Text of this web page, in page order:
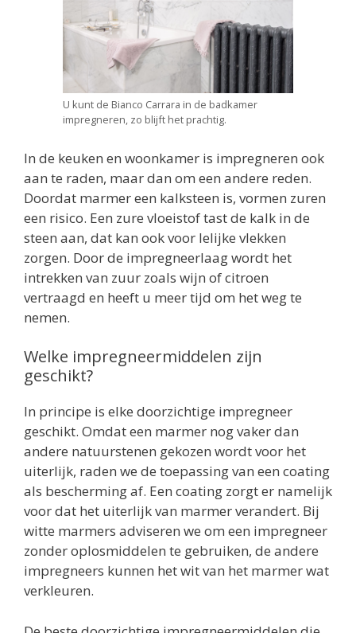
U kunt de Bianco Carrara in de badkamer
impregneren, zo blijft het prachtig.
In de keuken en woonkamer is impregneren ook
aan te raden, maar dan om een andere reden.
Doordat marmer een kalksteen is, vormen zuren
een risico. Een zure vloeistof tast de kalk in de
steen aan, dat kan ook voor lelijke vlekken
zorgen. Door de impregneerlaag wordt het
intrekken van zuur zoals wijn of citroen
vertraagd en heeft u meer tijd om het weg te
nemen.
Welke impregneermiddelen zijn
geschikt?
In principe is elke doorzichtige impregneer
geschikt. Omdat een marmer nog vaker dan
andere natuurstenen gekozen wordt voor het
uiterlijk, raden we de toepassing van een coating
als bescherming af. Een coating zorgt er namelijk
voor dat het uiterlijk van marmer verandert. Bij
witte marmers adviseren we om een impregneer
zonder oplosmiddelen te gebruiken, de andere
impregneers kunnen het wit van het marmer wat
verkleuren.